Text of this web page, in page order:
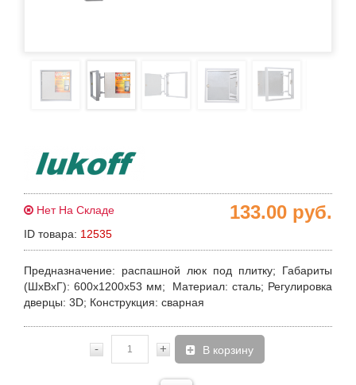
Нет На Складе
ID товара: 12535
133.00 руб.
Предназначение: распашной люк под плитку; Габариты
(ШхВхГ): 600х1200х53 мм; Материал: сталь; Регулировка
дверцы: 3D; Конструкция: сварная
- + В корзину